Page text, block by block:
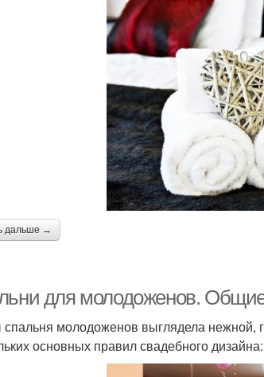
дальше →
для молодоженов.
молодоженов выглядела нежной,
основных правил свадебного дизайна: